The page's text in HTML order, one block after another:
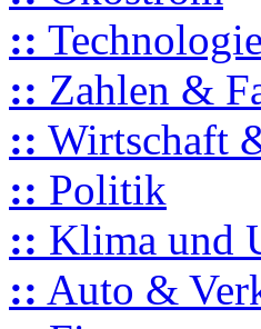
::
:: Zahlen &
:: Wirtschaft
:: Politik
:: Klima und
:: Auto &